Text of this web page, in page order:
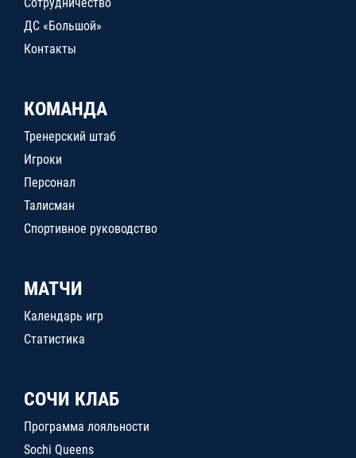
ДС «Большой»
Контакты
КОМАНДА
Тренерский штаб
Игроки
Персонал
Талисман
Спортивное руководство
МАТЧИ
Календарь игр
Статистика
СОЧИ КЛАБ
Программа лояльности
Sochi Queens